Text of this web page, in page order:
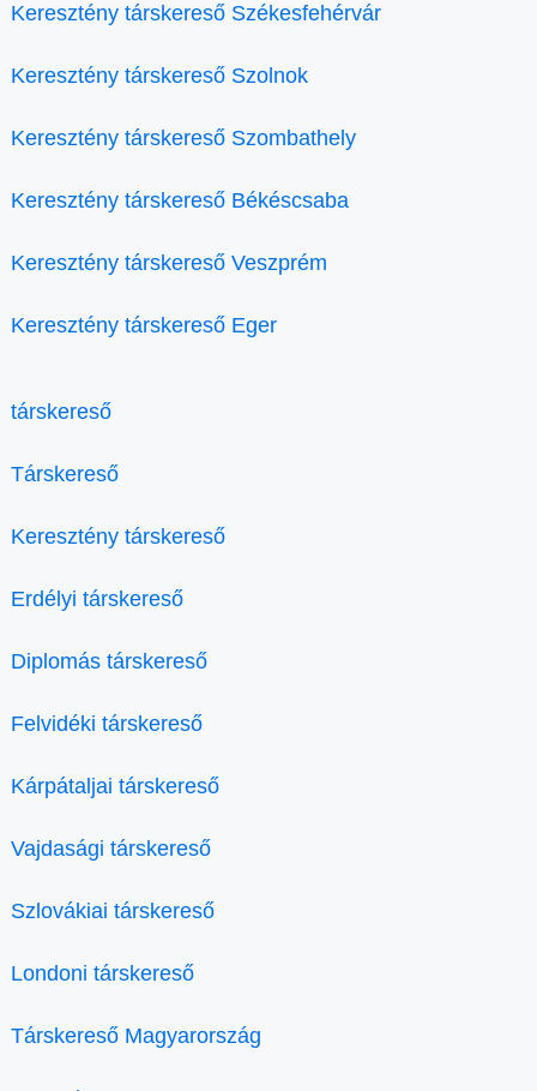
Keresztény társkereső Székesfehérvár
Keresztény társkereső Szolnok
Keresztény társkereső Szombathely
Keresztény társkereső Békéscsaba
Keresztény társkereső Veszprém
Keresztény társkereső Eger
társkereső
Társkereső
Keresztény társkereső
Erdélyi társkereső
Diplomás társkereső
Felvidéki társkereső
Kárpátaljai társkereső
Vajdasági társkereső
Szlovákiai társkereső
Londoni társkereső
Társkereső Magyarország